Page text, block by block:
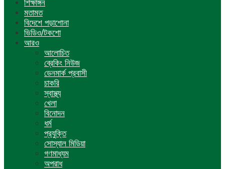
শিক্ষাঙ্গন
মতামত
বিদেশে পড়াশোনা
ভিডিও/টকশো
আরও
আলোচিত
ব্রেকিং নিউজ
ডেনমার্ক প্রবাসী
চাকরি
স্বাস্থ্য
খেলা
বিনোদন
ধর্ম
প্রযুক্তি
সোস্যাল মিডিয়া
গণমাধ্যম
অপরাধ